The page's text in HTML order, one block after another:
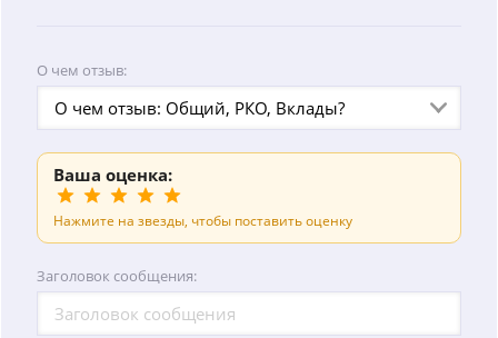
О чем отзыв:
О чем отзыв: Общий, РКО, Вклады?
Ваша оценка:
Нажмите на звезды, чтобы поставить оценку
Заголовок сообщения: